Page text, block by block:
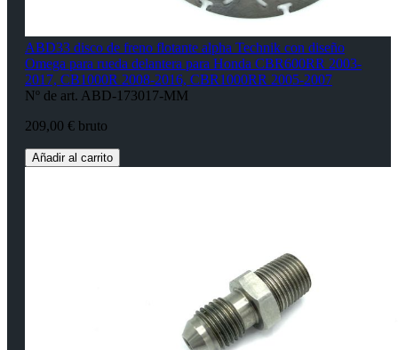
ABD33 disco de freno flotante alpha Technik con diseño
Omega para rueda delantera para Honda CBR600RR 2003-
2017, CB1000R 2008-2016, CBR1000RR 2005-2007
Nº de art. ABD-173017-MM
209,00 € bruto
Añadir al carrito